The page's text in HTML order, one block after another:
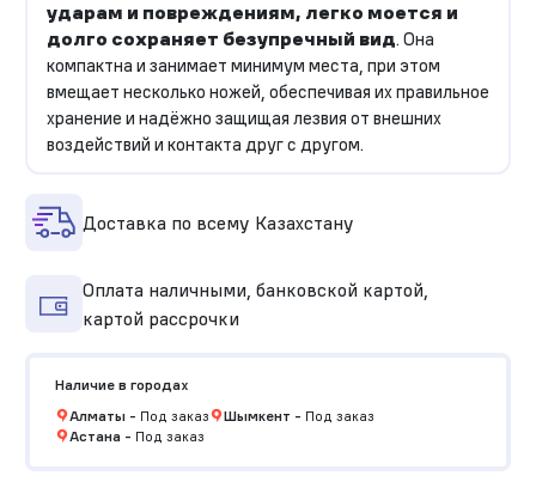
ударам и повреждениям, легко моется и
долго сохраняет безупречный вид. Она
компактна и занимает минимум места, при этом
вмещает несколько ножей, обеспечивая их правильное
хранение и надёжно защищая лезвия от внешних
воздействий и контакта друг с другом.
Доставка по всему Казахстану
Оплата наличными, банковской картой,
картой рассрочки
Наличие в городах
Алматы- Под заказ Шымкент - Под заказ
Астана- Под заказ